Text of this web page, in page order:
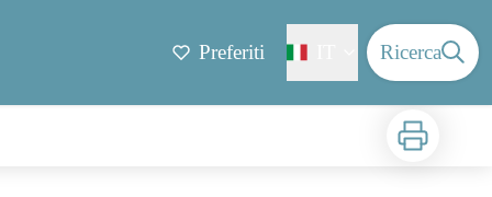
Preferiti Ricerca
Stampa